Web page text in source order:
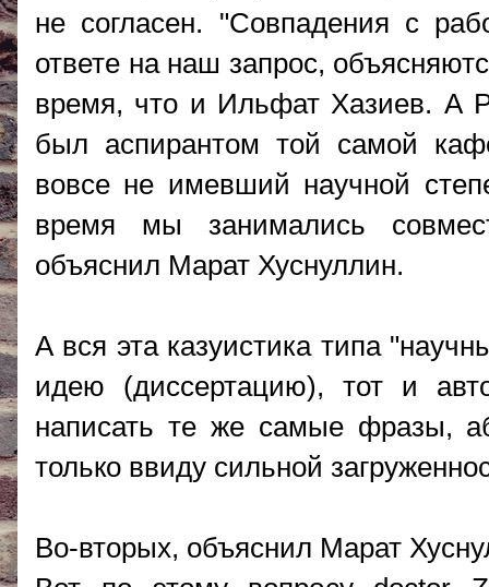
не согласен. "Совпадения с
ответе на наш запрос,
время, что и Ильфат Хазиев. А
был аспирантом той самой
вовсе не имевший научной
время мы занимались
объяснил Марат Хуснуллин.
А вся эта казуистика типа
идею (диссертацию), тот и
написать те же самые фразы,
только ввиду сильной
Во-вторых, объяснил Марат